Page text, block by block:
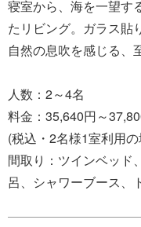
寝室から、海を一望す
たリビング。ガラス貼
自然の息吹を感じる、
人数：2～4名
料金：35,640円～
(税込・2名様1室利用
間取り：ツインベッド
呂、シャワーブース、